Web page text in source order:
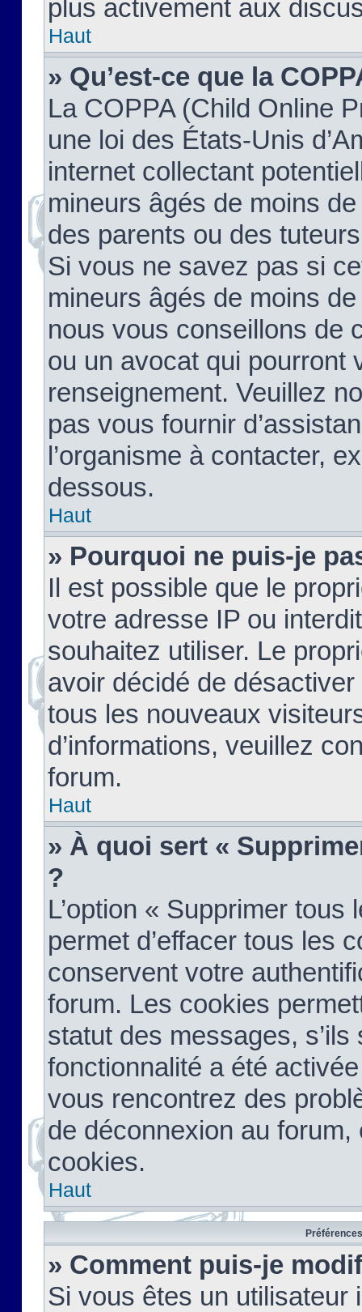
plus activement aux
Haut
» Qu’est-ce que la
La COPPA (Child Online
une loi des États-Unis
internet collectant
mineurs âgés de moins
des parents ou des
Si vous ne savez pas si
mineurs âgés de moins
nous vous conseillons de
ou un avocat qui pourront
renseignement. Veuillez
pas vous fournir
l’organisme à contacter,
dessous.
Haut
» Pourquoi ne puis-je
Il est possible que le
votre adresse IP ou
souhaitez utiliser. Le
avoir décidé de
tous les nouveaux
d’informations, veuillez
forum.
Haut
» À quoi sert «
?
L’option « Supprimer
permet d’effacer tous les
conservent votre
forum. Les cookies
statut des messages,
fonctionnalité a été
vous rencontrez des
de déconnexion au
cookies.
Haut
» Comment puis-je
Si vous êtes un